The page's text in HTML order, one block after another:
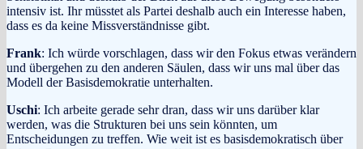
intensiv ist. Ihr müsstet als Partei deshalb auch ein Interesse haben,
dass es da keine Missverständnisse gibt.
Frank: Ich würde vorschlagen, dass wir den Fokus etwas verändern
und übergehen zu den anderen Säulen, dass wir uns mal über das
Modell der Basisdemokratie unterhalten.
Uschi: Ich arbeite gerade sehr dran, dass wir uns darüber klar
werden, was die Strukturen bei uns sein könnten, um
Entscheidungen zu treffen. Wie weit ist es basisdemokratisch über